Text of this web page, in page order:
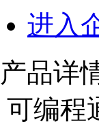
进入
产品详
可编程